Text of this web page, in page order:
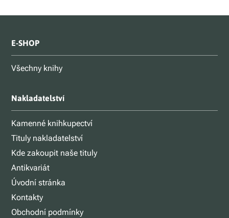
E-SHOP
Všechny knihy
Nakladatelství
Kamenné knihkupectví
Tituly nakladatelství
Kde zakoupit naše tituly
Antikvariát
Úvodní stránka
Kontakty
Obchodní podmínky